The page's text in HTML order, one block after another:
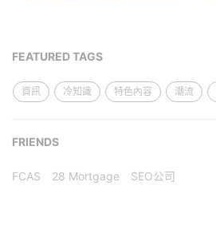
FEATURED TAGS
資訊 冷知識 特色內容 潮流
FRIENDS
FCAS 28 Mortgage SEO公司